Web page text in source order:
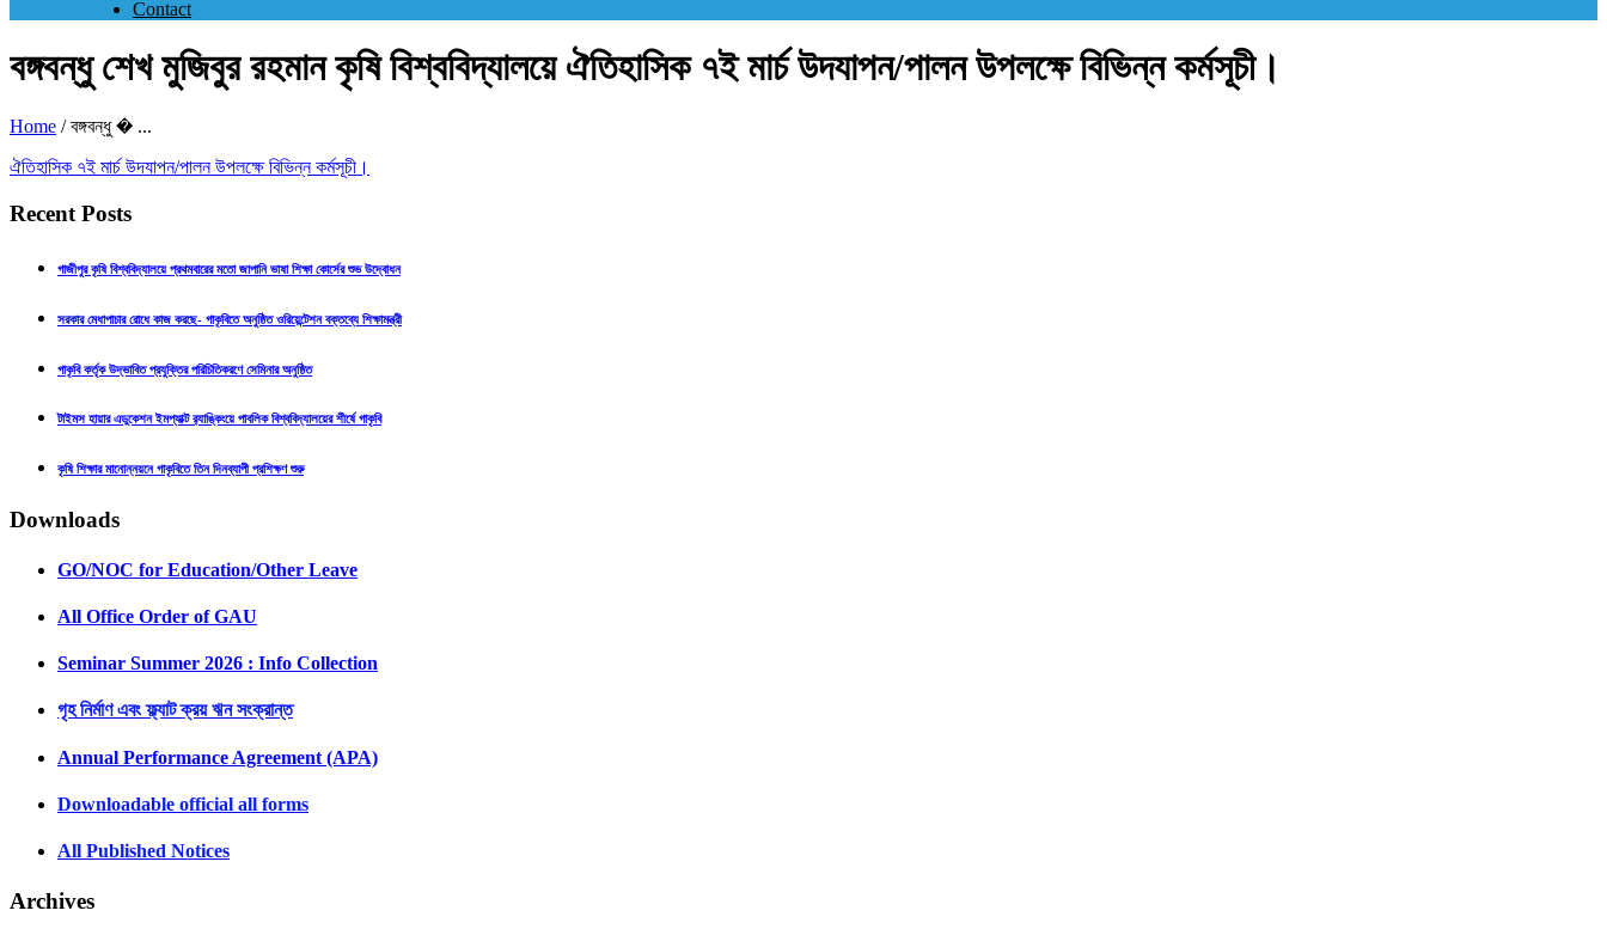
Contact
বঙ্গবন্ধু শেখ মুজিবুর রহমান কৃষি বিশ্ববিদ্যালয়ে ঐতিহাসিক ৭ই মার্চ উদযাপন/পালন উপলক্ষে বিভিন্ন কর্মসূচী।
Home /বঙ্গবন্ধু � ...
ঐতিহাসিক ৭ই মার্চ উদযাপন/পালন উপলক্ষে বিভিন্ন কর্মসূচী।
Recent Posts
গাজীপুর কৃষি বিশ্ববিদ্যালয়ে প্রথমবারের মতো জাপানি ভাষা শিক্ষা কোর্সের শুভ উদ্বোধন
সরকার মেধাপাচার রোধে কাজ করছে- গাকৃবিতে অনুষ্ঠিত ওরিয়েন্টেশন বক্তব্যে শিক্ষামন্ত্রী
গাকৃবি কর্তৃক উদ্ভাবিত প্রযুক্তির পরিচিতিকরণে সেমিনার অনুষ্ঠিত
টাইমস হায়ার এডুকেশন ইমপ্যাক্ট র‍্যাঙ্কিংয়ে পাবলিক বিশ্ববিদ্যালয়ের শীর্ষে গাকৃবি
কৃষি শিক্ষার মানোন্নয়নে গাকৃবিতে তিন দিনব্যাপী প্রশিক্ষণ শুরু
Downloads
GO/NOC for Education/Other Leave
All Office Order of GAU
Seminar Summer 2026 : Info Collection
গৃহ নির্মাণ এবং ফ্ল্যাট ক্রয় ঋন সংক্রান্ত
Annual Performance Agreement (APA)
Downloadable official all forms
All Published Notices
Archives